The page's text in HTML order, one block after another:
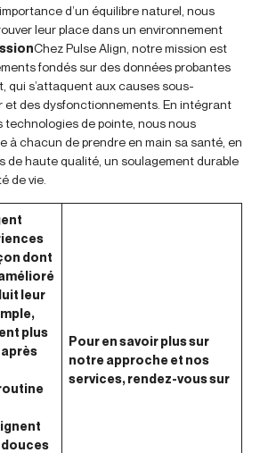
d’un équilibre naturel, nous
leur place dans un environnement
Chez Pulse Align, notre mission est
fondés sur des données probantes
qui s’attaquent aux causes sous-
et des dysfonctionnements. En intégrant
de pointe, nous nous
à chacun de prendre en main sa santé, en
de haute qualité, un soulagement durable
de vie.
dont
leur
plus
douces
Pour en savoir plus sur
notre approche et nos
services, rendez-vous sur